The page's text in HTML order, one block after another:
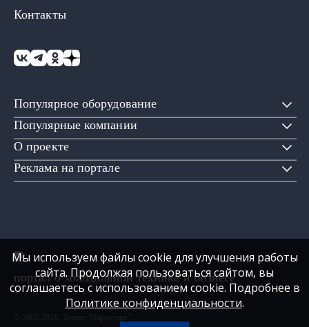
Популярное оборудование
Популярные компании
О проекте
Реклама на портале
Контакты
портал о холодильной технике и бизнесе
Мы используем файлы cookie для улучшения работы
сайта. Продолжая пользоваться сайтом, вы
соглашаетесь с использованием cookie. Подробнее в
Политике конфиденциальности.